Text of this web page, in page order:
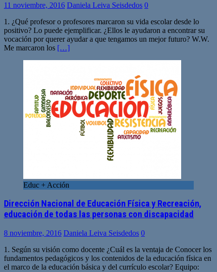
11 noviembre, 2016 Daniela Leiva Seisdedos 0
1. ¿Qué profesor o profesores marcaron su vida escolar desde lo
positivo? Lo puede ejemplificar. ¿Ellos le ayudaron a encontrar su
vocación por querer ayudar a que tengamos un mejor futuro? W.W.
Me marcaron los […]
Educ + Acción
Dirección Nacional de Educación Física y Recreación,
educación de todas las personas con discapacidad
8 noviembre, 2016 Daniela Leiva Seisdedos 0
1. Según su visión como docente ¿Cuál es la ventaja de Conocer los
fundamentos pedagógicos y los contenidos de la educación física en
el marco de la educación básica y del currículo escolar? Equipo: